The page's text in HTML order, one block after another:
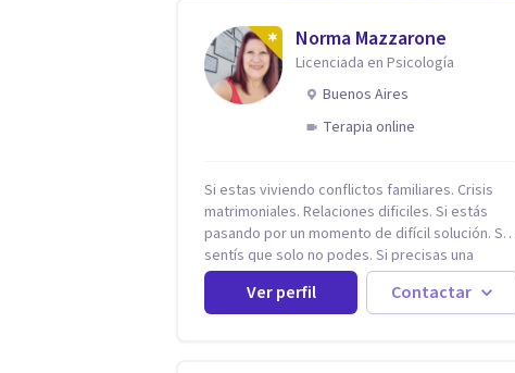
Norma Mazzarone
Licenciada en Psicología
Buenos Aires
Terapia online
Si estas viviendo conflictos familiares. Crisis
matrimoniales. Relaciones dificiles. Si estás
pasando por un momento de difícil solución. Si
sentís que solo no podes. Si precisas una
escucha. Si consideras que estás bloqueado. Si
precisás comprensión. Si no logras definir
proyectos, objetivos, sueños, deseos. Si
Ver perfil Contactar